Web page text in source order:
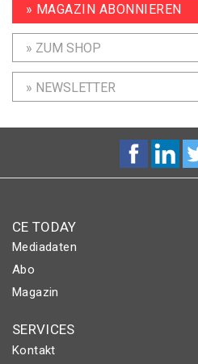
» MAGAZIN ABONNIEREN
» ZUM SHOP
» NEWSLETTER
CE TODAY
Mediadaten
Abo
Magazin
SERVICES
Kontakt